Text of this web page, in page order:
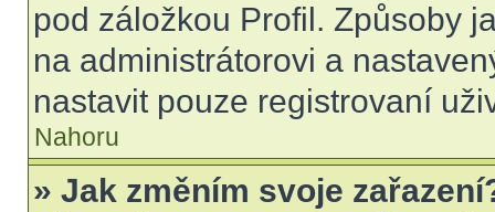
pod záložkou Profil. Způsoby
na administrátorovi a
nastavit pouze registrovaní
Nahoru
» Jak změním svoje